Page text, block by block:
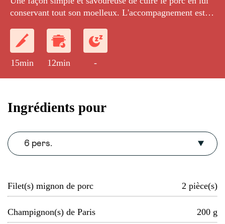
conservant tout son moelleux. L'accompagnement est à
15min 12min -
Ingrédients pour
6 pers.
Filet(s) mignon de porc 2 pièce(s)
Champignon(s) de Paris 200 g